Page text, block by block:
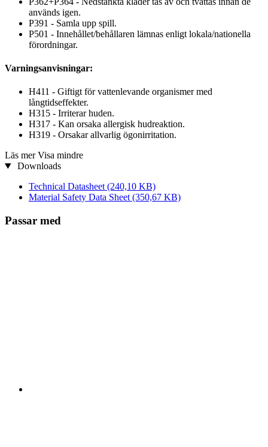
används igen.
P391 - Samla upp spill.
P501 - Innehållet/behållaren lämnas enligt lokala/nationella
förordningar.
Varningsanvisningar:
H411 - Giftigt för vattenlevande organismer med
långtidseffekter.
H315 - Irriterar huden.
H317 - Kan orsaka allergisk hudreaktion.
H319 - Orsakar allvarlig ögonirritation.
Läs mer Visa mindre
Downloads
Technical Datasheet (240,10 KB)
Material Safety Data Sheet (350,67 KB)
Passar med